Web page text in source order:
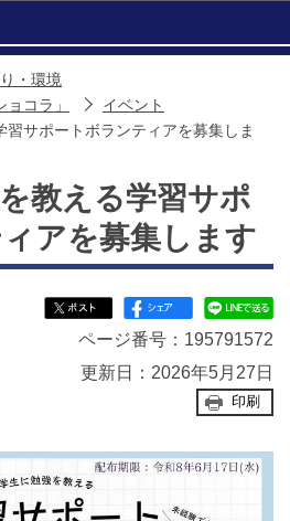
・環境
コラ」
イベント
サポートボランティアを募集しま
教える学習サポ
アを募集します
ページ番号：195791572
更新日：2026年5月27日
印刷